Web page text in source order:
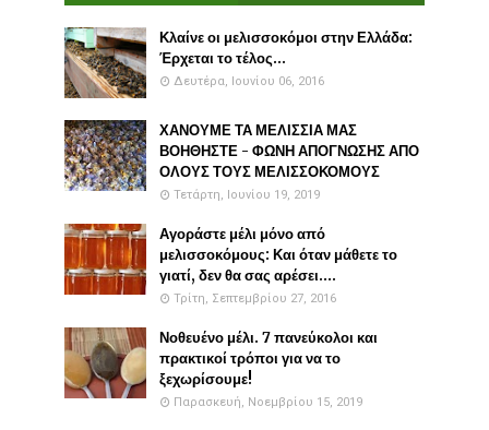
Κλαίνε οι μελισσοκόμοι στην Ελλάδα:
Έρχεται το τέλος...
Δευτέρα, Ιουνίου 06, 2016
ΧΑΝΟΥΜΕ ΤΑ ΜΕΛΙΣΣΙΑ ΜΑΣ
ΒΟΗΘΗΣΤΕ - ΦΩΝΗ ΑΠΟΓΝΩΣΗΣ ΑΠΟ
ΟΛΟΥΣ ΤΟΥΣ ΜΕΛΙΣΣΟΚΟΜΟΥΣ
Τετάρτη, Ιουνίου 19, 2019
Αγοράστε μέλι μόνο από
μελισσοκόμους: Και όταν μάθετε το
γιατί, δεν θα σας αρέσει....
Τρίτη, Σεπτεμβρίου 27, 2016
Νοθευένο μέλι. 7 πανεύκολοι και
πρακτικοί τρόποι για να το
ξεχωρίσουμε!
Παρασκευή, Νοεμβρίου 15, 2019